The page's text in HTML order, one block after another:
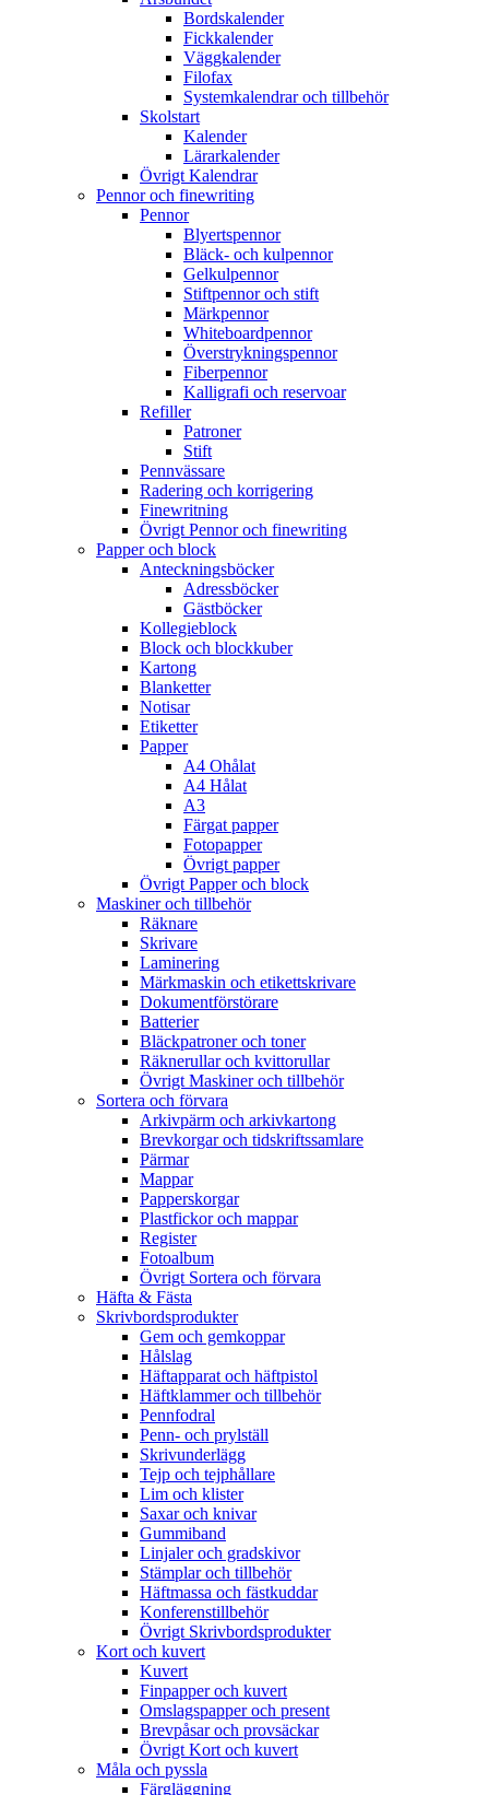
Bordskalender
Fickkalender
Väggkalender
Filofax
Systemkalendrar och tillbehör
Skolstart
Kalender
Lärarkalender
Övrigt Kalendrar
Pennor och finewriting
Pennor
Blyertspennor
Bläck- och kulpennor
Gelkulpennor
Stiftpennor och stift
Märkpennor
Whiteboardpennor
Överstrykningspennor
Fiberpennor
Kalligrafi och reservoar
Refiller
Patroner
Stift
Pennvässare
Radering och korrigering
Finewritning
Övrigt Pennor och finewriting
Papper och block
Anteckningsböcker
Adressböcker
Gästböcker
Kollegieblock
Block och blockkuber
Kartong
Blanketter
Notisar
Etiketter
Papper
A4 Ohålat
A4 Hålat
A3
Färgat papper
Fotopapper
Övrigt papper
Övrigt Papper och block
Maskiner och tillbehör
Räknare
Skrivare
Laminering
Märkmaskin och etikettskrivare
Dokumentförstörare
Batterier
Bläckpatroner och toner
Räknerullar och kvittorullar
Övrigt Maskiner och tillbehör
Sortera och förvara
Arkivpärm och arkivkartong
Brevkorgar och tidskriftssamlare
Pärmar
Mappar
Papperskorgar
Plastfickor och mappar
Register
Fotoalbum
Övrigt Sortera och förvara
Häfta & Fästa
Skrivbordsprodukter
Gem och gemkoppar
Hålslag
Häftapparat och häftpistol
Häftklammer och tillbehör
Pennfodral
Penn- och prylställ
Skrivunderlägg
Tejp och tejphållare
Lim och klister
Saxar och knivar
Gummiband
Linjaler och gradskivor
Stämplar och tillbehör
Häftmassa och fästkuddar
Konferenstillbehör
Övrigt Skrivbordsprodukter
Kort och kuvert
Kuvert
Finpapper och kuvert
Omslagspapper och present
Brevpåsar och provsäckar
Övrigt Kort och kuvert
Måla och pyssla
Färgläggning